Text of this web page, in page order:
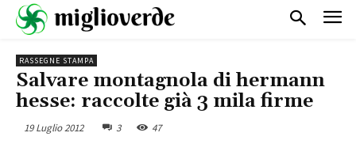
RASSEGNE STAMPA
Salvare montagnola di hermann
hesse: raccolte già 3 mila firme
19 Luglio 2012 3 47